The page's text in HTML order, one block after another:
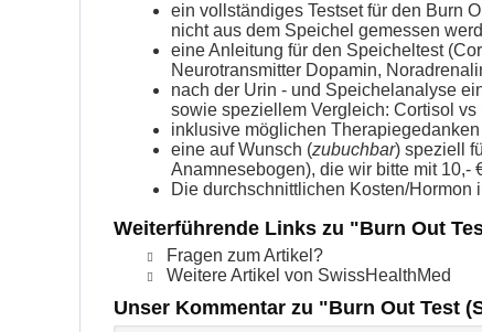
ein vollständiges Testset für den Burn
nicht aus dem Speichel gemessen
eine Anleitung für den Speicheltest
Neurotransmitter Dopamin,
nach der Urin - und Speichelanalyse
sowie speziellem Vergleich: Cortisol vs
inklusive möglichen
eine auf Wunsch (zubuchbar) speziell
Anamnesebogen), die wir bitte mit 10,-
Die durchschnittlichen Kosten/Hormon
Weiterführende Links zu "Burn Out
Fragen zum Artikel?
Weitere Artikel von SwissHealthMed
Unser Kommentar zu "Burn Out Test